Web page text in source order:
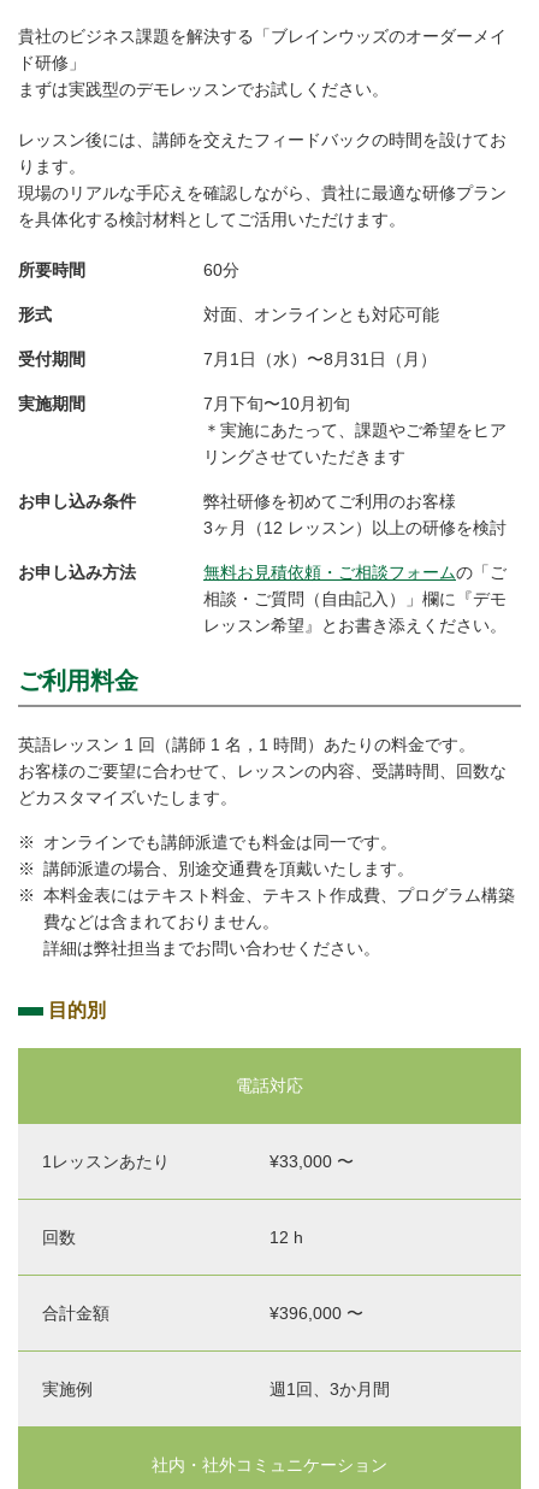
貴社のビジネス課題を解決する「ブレインウッズのオーダーメイ
ド研修」
まずは実践型のデモレッスンでお試しください。
レッスン後には、講師を交えたフィードバックの時間を設けてお
ります。
現場のリアルな手応えを確認しながら、貴社に最適な研修プラン
を具体化する検討材料としてご活用いただけます。
所要時間 60分
形式 対面、オンラインとも対応可能
受付期間 7月1日（水）〜8月31日（月）
実施期間
7月下旬〜10月初旬
＊実施にあたって、課題やご希望をヒア
リングさせていただきます
お申し込み条件
弊社研修を初めてご利用のお客様
3ヶ月（12 レッスン）以上の研修を検討
お申し込み方法 無料お見積依頼・ご相談フォームの「ご
相談・ご質問（自由記入）」欄に
『デモ
レッスン希望』とお書き添えください。
ご利用料金
英語レッスン 1 回（講師 1 名，1 時間）あたりの料金です。
お客様のご要望に合わせて、レッスンの内容、受講時間、回数な
どカスタマイズいたします。
オンラインでも講師派遣でも料金は同一です。
講師派遣の場合、別途交通費を頂戴いたします。
本料金表にはテキスト料金、テキスト作成費、プログラム構築
費などは含まれておりません。
詳細は弊社担当までお問い合わせください。
目的別
プロ
1 レ
（60
合）
合
額
度・
電話対応
¥33,000 〜
12 h
¥396,000 〜
週1回、3か月間
社内・社外コミュニケーション